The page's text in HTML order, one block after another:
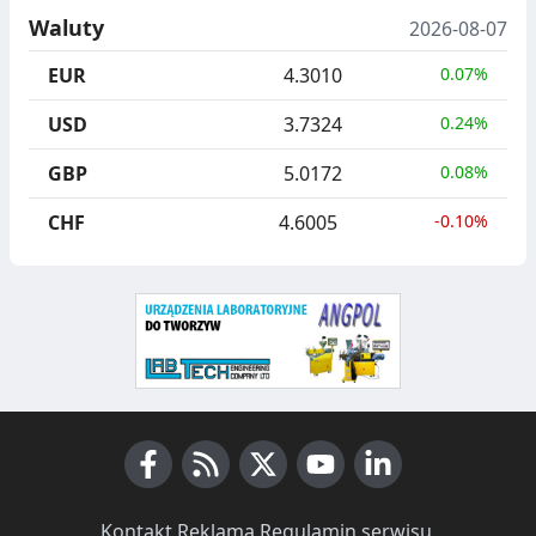
E
,
S
E
E
G
A
C
J
A
C
J
A
Waluty
2026-08-07
EUR
4.3010 0.07%
USD 3.7324 0.24%
GBP 5.0172 0.08%
CHF 4.6005 -0.10%